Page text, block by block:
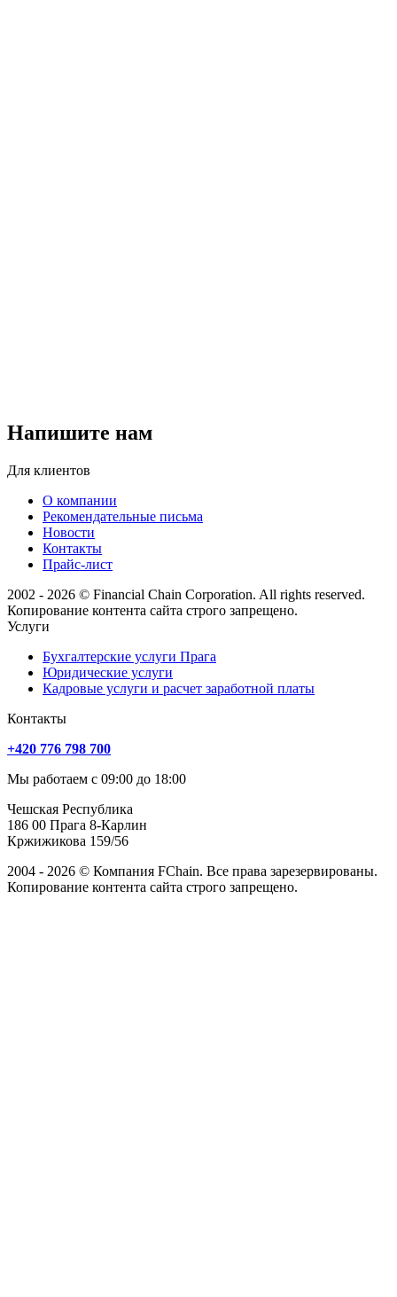
Напишите нам
Для клиентов
О компании
Рекомендательные письма
Новости
Контакты
Прайс-лист
2002 - 2026 © Financial Chain Corporation. All rights reserved.
Копирование контента сайта строго запрещено.
Услуги
Бухгалтерские услуги Прага
Юридические услуги
Кадровые услуги и расчет заработной платы
Контакты
+420 776 798 700
Мы работаем с 09:00 до 18:00
Чешская Республика
186 00 Прага 8-Карлин
Кржижикова 159/56
2004 - 2026 © Компания FChain. Все права зарезервированы.
Копирование контента сайта строго запрещено.